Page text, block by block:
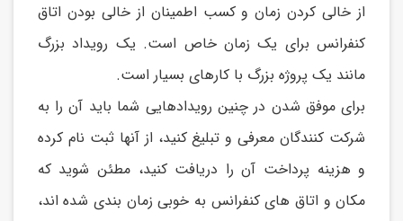
از خالی کردن زمان و کسب اطمینان از خالی بودن اتاق
کنفرانس برای يک زمان خاص است. يک رويداد بزرگ
مانند يک پروژه بزرگ با کارهای بسیار است.
برای موفق شدن در چنین رويدادهايی شما بايد آن را به
شرکت کنندگان معرفی و تبلیغ کنید، از آنها ثبت نام کرده
و هزينه پرداخت آن را دريافت کنید، مطئن شويد که
مکان و اتاق های کنفرانس به خوبی زمان بندی شده اند،